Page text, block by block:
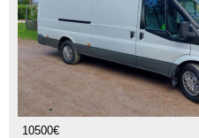
10500€